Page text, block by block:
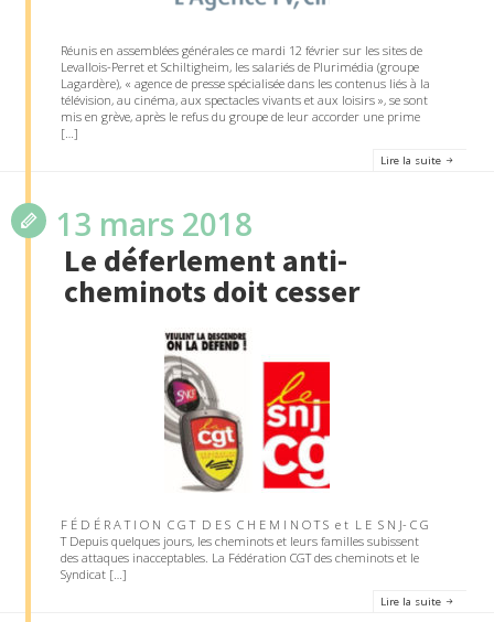
Réunis en assemblées générales ce mardi 12 février sur les sites de
Levallois-Perret et Schiltigheim, les salariés de Plurimédia (groupe
Lagardère), « agence de presse spécialisée dans les contenus liés à la
télévision, au cinéma, aux spectacles vivants et aux loisirs », se sont
mis en grève, après le refus du groupe de leur accorder une prime
[…]
Lire la suite
13 mars 2018
Le déferlement anti-
cheminots doit cesser
F É D É R A T I O N C G T D E S C H E M I N O T S e t L E S N J- C G
T Depuis quelques jours, les cheminots et leurs familles subissent
des attaques inacceptables. La Fédération CGT des cheminots et le
Syndicat […]
Lire la suite